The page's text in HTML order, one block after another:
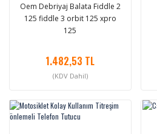
Oem Debriyaj Balata Fiddle 2
125 fiddle 3 orbit 125 xpro
125
1.482,53 TL
(KDV Dahil)